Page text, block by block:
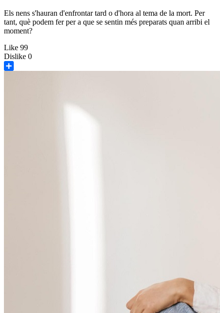
Els nens s'hauran d'enfrontar tard o d'hora al tema de la mort. Per
tant, què podem fer per a que se sentin més preparats quan arribi el
moment?
Like 99
Dislike 0